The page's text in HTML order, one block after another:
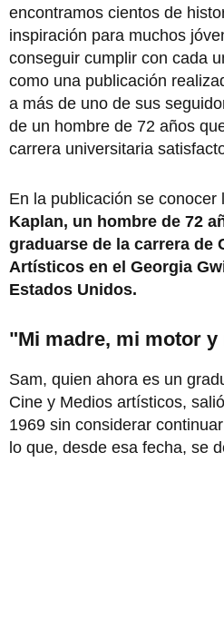
encontramos cientos de
inspiración para muchos
conseguir cumplir con cada
como una publicación
a más de uno de sus
de un hombre de 72 años
carrera universitaria
En la publicación se conocer
Kaplan, un hombre de 72
graduarse de la carrera de
Artísticos en el Georgia
Estados Unidos.
"Mi madre, mi motor
Sam, quien ahora es un
Cine y Medios artísticos,
1969 sin considerar
lo que, desde esa fecha, se